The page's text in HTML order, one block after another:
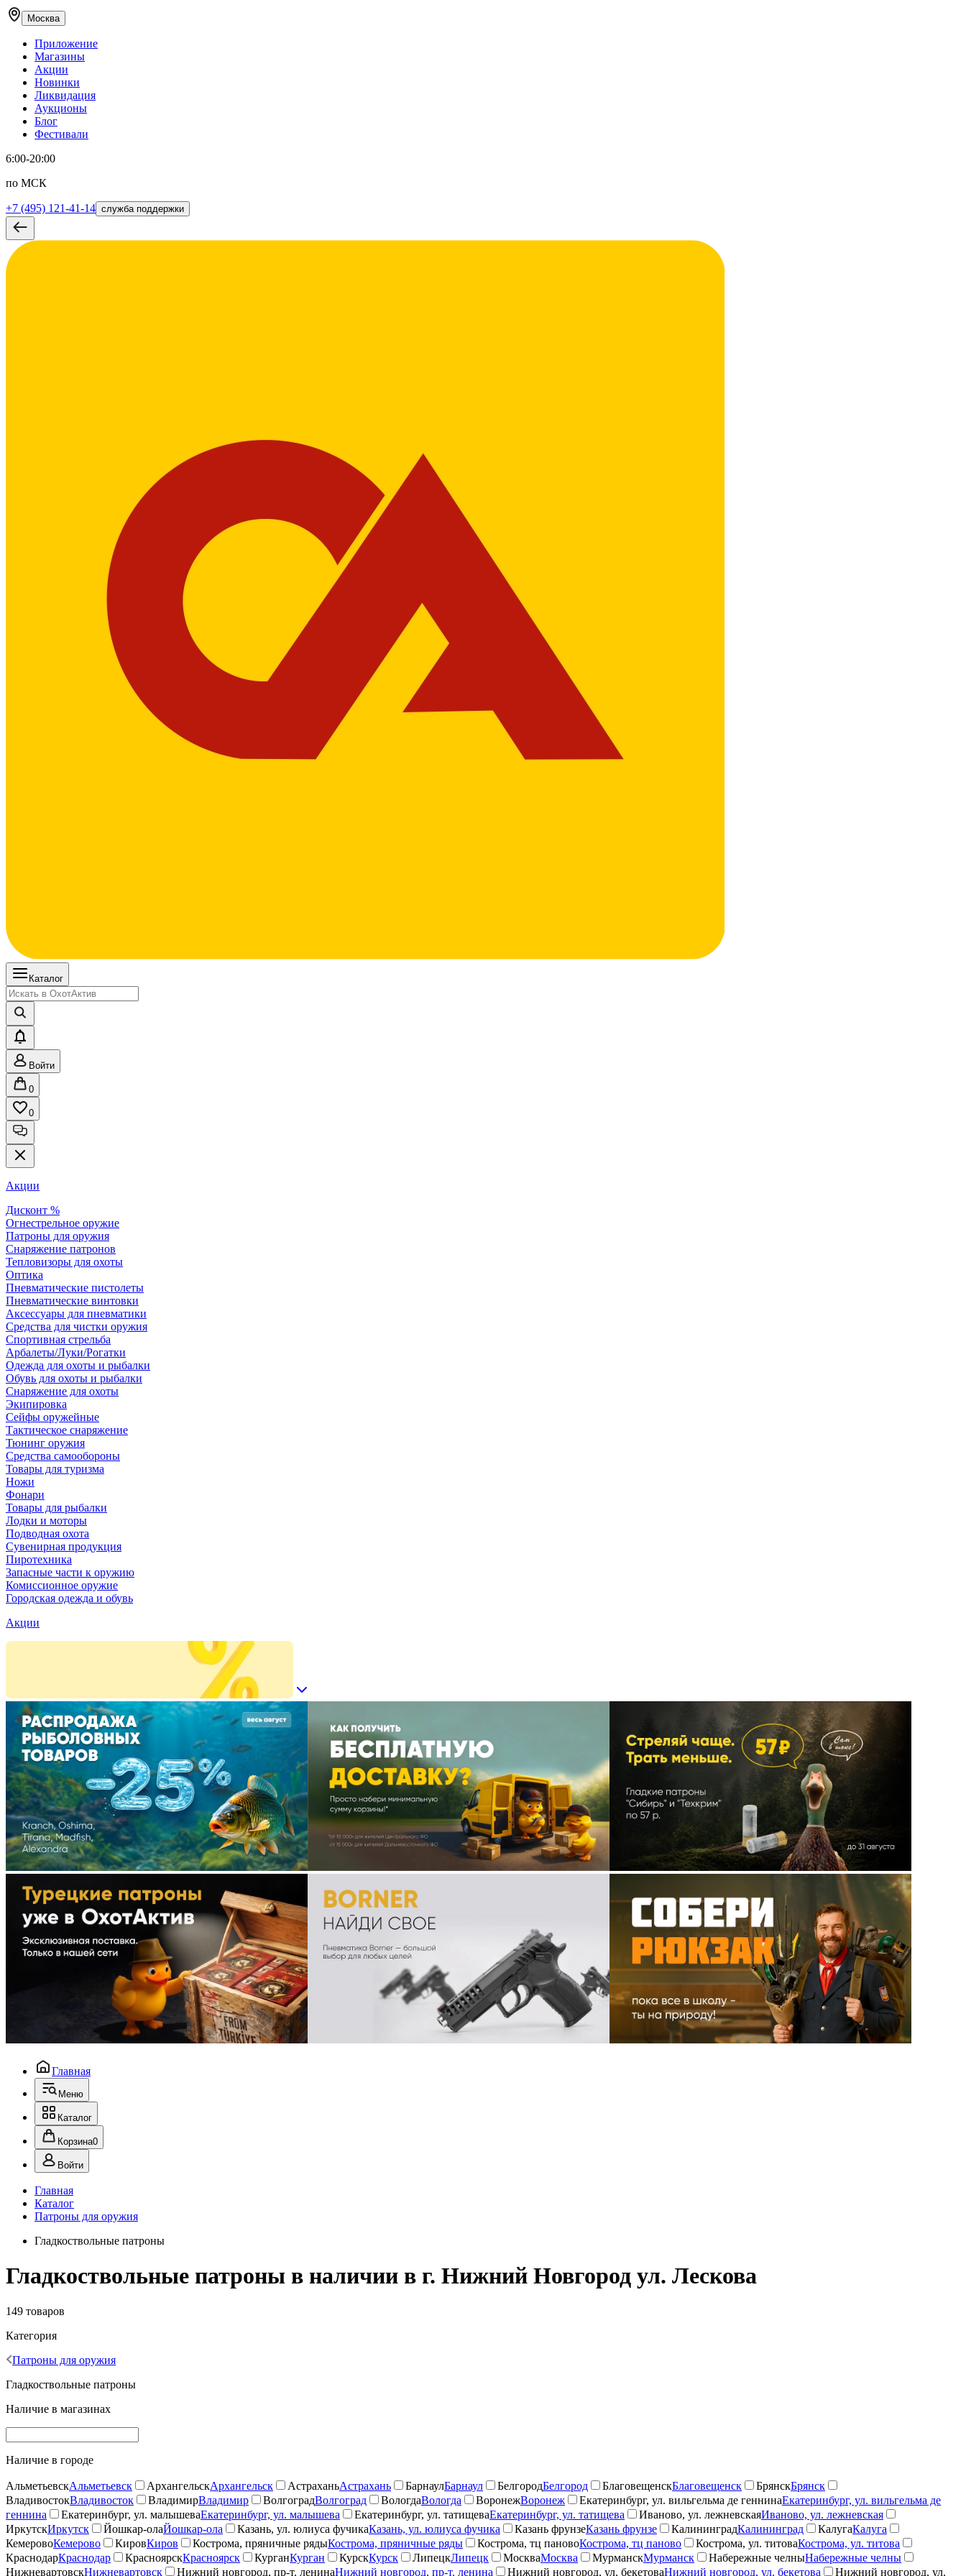
Москва
Приложение
Магазины
Акции
Новинки
Ликвидация
Аукционы
Блог
Фестивали
6:00-20:00
по МСК
+7 (495) 121-41-14 служба поддержки
Каталог
Войти
0
0
Акции
Дисконт %
Огнестрельное оружие
Патроны для оружия
Снаряжение патронов
Тепловизоры для охоты
Оптика
Пневматические пистолеты
Пневматические винтовки
Аксессуары для пневматики
Средства для чистки оружия
Спортивная стрельба
Арбалеты/Луки/Рогатки
Одежда для охоты и рыбалки
Обувь для охоты и рыбалки
Снаряжение для охоты
Экипировка
Сейфы оружейные
Тактическое снаряжение
Тюнинг оружия
Средства самообороны
Товары для туризма
Ножи
Фонари
Товары для рыбалки
Лодки и моторы
Подводная охота
Сувенирная продукция
Пиротехника
Запасные части к оружию
Комиссионное оружие
Городская одежда и обувь
Акции
Главная
Меню
Каталог
Корзина0
Войти
Главная
Каталог
Патроны для оружия
Гладкоствольные патроны
Гладкоствольные патроны в наличии в г. Нижний Новгород ул. Лескова
149 товаров
Категория
Патроны для оружия
Гладкоствольные патроны
Наличие в магазинах
Наличие в городе
АльметьевскАльметьевск АрхангельскАрхангельск АстраханьАстрахань БарнаулБарнаул БелгородБелгород БлаговещенскБлаговещенск БрянскБрянск
ВладивостокВладивосток ВладимирВладимир ВолгоградВолгоград ВологдаВологда ВоронежВоронеж Екатеринбург, ул. вильгельма де геннинаЕкатеринбург, ул. вильгельма де
геннина
Екатеринбург, ул. малышеваЕкатеринбург, ул. малышева Екатеринбург, ул. татищеваЕкатеринбург, ул. татищева Иваново, ул. лежневскаяИваново, ул. лежневская
ИркутскИркутск Йошкар-олаЙошкар-ола Казань, ул. юлиуса фучикаКазань, ул. юлиуса фучика Казань фрунзеКазань фрунзе КалининградКалининград КалугаКалуга
КемеровоКемерово КировКиров Кострома, пряничные рядыКострома, пряничные ряды Кострома, тц пановоКострома, тц паново Кострома, ул. титоваКострома, ул. титова
КраснодарКраснодар КрасноярскКрасноярск КурганКурган КурскКурск ЛипецкЛипецк МоскваМосква МурманскМурманск Набережные челныНабережные челны
НижневартовскНижневартовск Нижний новгород, пр-т. ленинаНижний новгород, пр-т. ленина Нижний новгород, ул. бекетоваНижний новгород, ул. бекетова Нижний новгород, ул.